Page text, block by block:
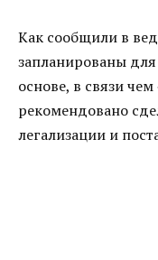
Как сообщили в
запланированы
основе, в связи
рекомендовано
легализации и